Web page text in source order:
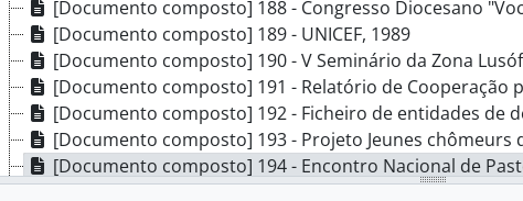
[Documento composto] 188 - Congresso Diocesano
[Documento composto] 189 - UNICEF, 1989
[Documento composto] 190 - V Seminário da Zona
[Documento composto] 191 - Relatório de Cooperação
[Documento composto] 192 - Ficheiro de entidades de
[Documento composto] 193 - Projeto Jeunes chômeurs
[Documento composto] 194 - Encontro Nacional de
[Documento simples] 195 - Colóquio sobre emigração,